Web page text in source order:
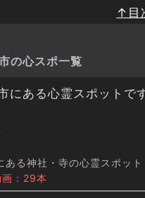
↑目
の心スポ一覧
にある心霊スポットです
ある神社・寺の心霊スポット
：29本